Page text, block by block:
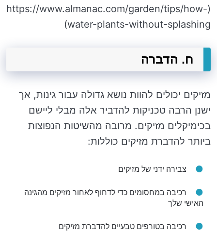
(https://www.almanac.com/garden/tips/how-
water-plants-without-splashing)
ח. הדברה
מזיקים יכולים להוות נושא גדולה עבור גינות, אך
ישנן הרבה טכניקות להדביר אלה מבלי ליישם
בכימיקלים מזיקים. מרובה מהשיטות הנפוצות
ביותר להדברת מזיקים כוללות:
צבירה ידני של מזיקים
רכיבה במחסומים כדי לדחוף לאחור מזיקים מהגינה
האישי שלך
רכיבה בטורפים טבעיים להדברת מזיקים